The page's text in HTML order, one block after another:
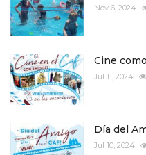
Nov 6, 2024
Cine
Jul 11, 2024
Día del
Jul 10, 2024